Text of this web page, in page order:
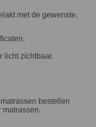
met de gewenste,
licht zichtbaar.
bestellen
matrassen.